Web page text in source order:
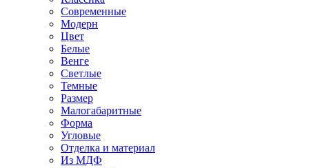
Современные
Модерн
Цвет
Белые
Венге
Светлые
Темные
Размер
Малогабаритные
Форма
Угловые
Отделка и материал
Из МДФ